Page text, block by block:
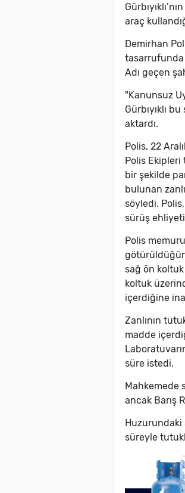
araç
Demirhan
tasarrufunda
Adı geçen
"Kanunsuz
Gürbıyıklı
aktardı.
Polis, 22
Polis Ekipleri
bir şekilde
bulunan
söyledi.
sürüş
Polis
sağ ön
koltuk
içerdiğine
Zanlının
madde
süre istedi.
Mahkemede
ancak Barış
Huzurundaki
süreyle